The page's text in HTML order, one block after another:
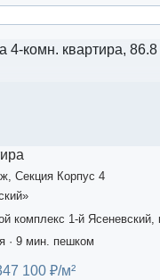
Секция Корпус 4
комплекс 1-й Ясеневский,
· 9 мин. пешком
100 ₽/м²